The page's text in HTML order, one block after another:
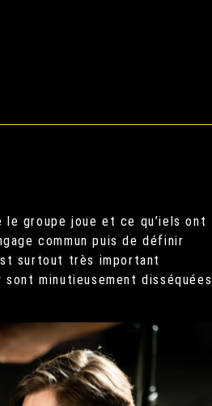
le groupe joue et ce qu’iels ont
commun puis de définir
surtout très important
minutieusement disséquées